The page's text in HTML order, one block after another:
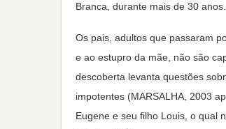
Branca, durante mais de 30 anos.
Os pais, adultos que passaram
e ao estupro da mãe, não são
descoberta levanta questões
impotentes (MARSALHA, 2003
Eugene e seu filho Louis, o qual